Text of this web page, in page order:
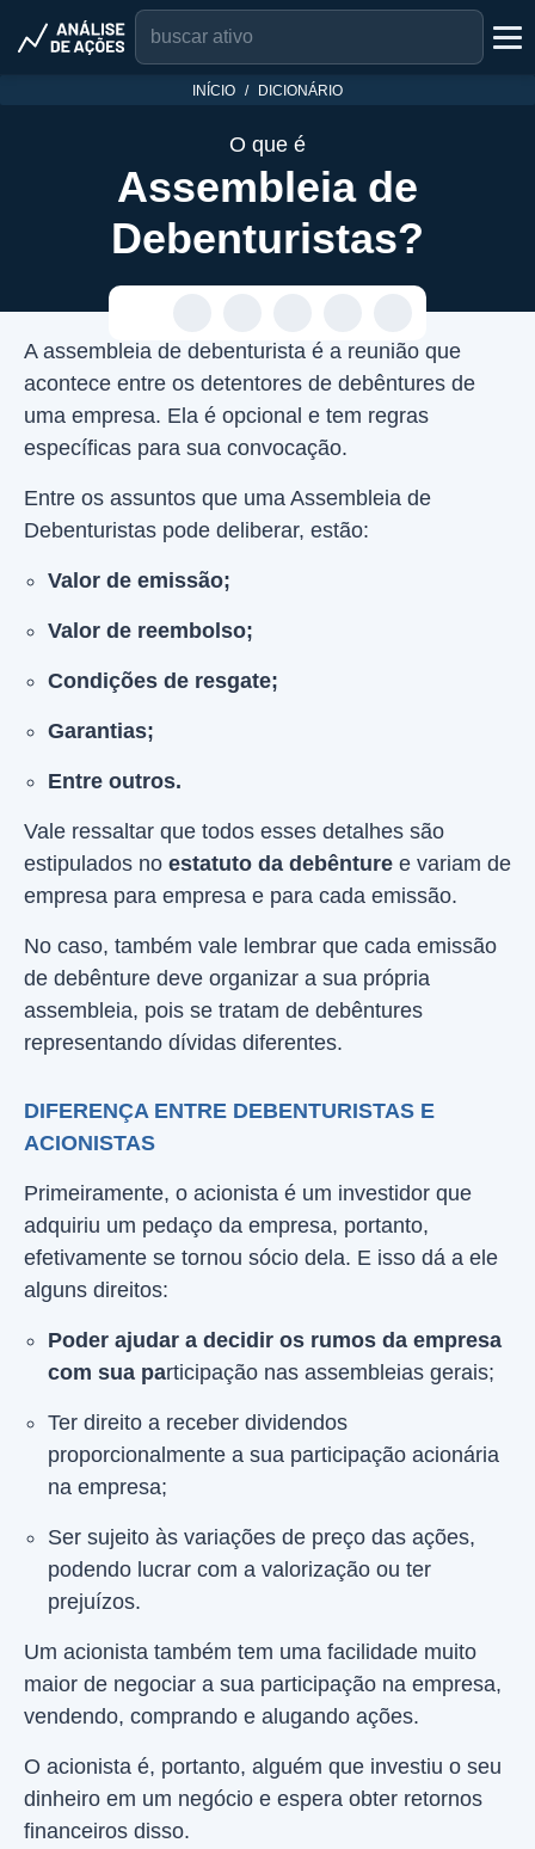
INÍCIO DICIONÁRIO
O que é
Assembleia de
Debenturistas?
A assembleia de debenturista é a reunião que
acontece entre os detentores de debêntures de
uma empresa. Ela é opcional e tem regras
específicas para sua convocação.
Entre os assuntos que uma Assembleia de
Debenturistas pode deliberar, estão:
Valor de emissão;
Valor de reembolso;
Condições de resgate;
Garantias;
Entre outros.
Vale ressaltar que todos esses detalhes são
estipulados no estatuto da debênture e variam de
empresa para empresa e para cada emissão.
No caso, também vale lembrar que cada emissão
de debênture deve organizar a sua própria
assembleia, pois se tratam de debêntures
representando dívidas diferentes.
DIFERENÇA ENTRE DEBENTURISTAS E
ACIONISTAS
Primeiramente, o acionista é um investidor que
adquiriu um pedaço da empresa, portanto,
efetivamente se tornou sócio dela. E isso dá a ele
alguns direitos:
Poder ajudar a decidir os rumos da empresa
com sua participação nas assembleias gerais;
Ter direito a receber dividendos
proporcionalmente a sua participação acionária
na empresa;
Ser sujeito às variações de preço das ações,
podendo lucrar com a valorização ou ter
prejuízos.
Um acionista também tem uma facilidade muito
maior de negociar a sua participação na empresa,
vendendo, comprando e alugando ações.
O acionista é, portanto, alguém que investiu o seu
dinheiro em um negócio e espera obter retornos
financeiros disso.